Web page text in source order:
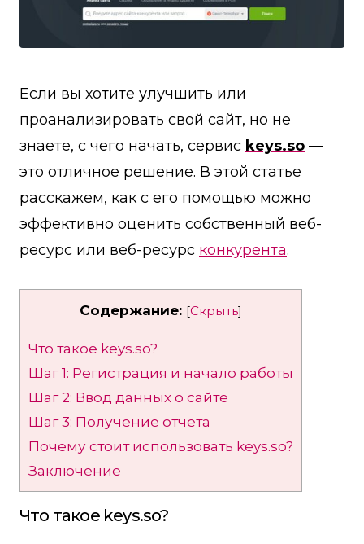
Если вы хотите улучшить или
проанализировать свой сайт, но не
знаете, с чего начать, сервис keys.so —
это отличное решение. В этой статье
расскажем, как с его помощью можно
эффективно оценить собственный веб-
ресурс или веб-ресурс конкурента.
Содержание: [Скрыть]
Что такое keys.so?
Шаг 1: Регистрация и начало работы
Шаг 2: Ввод данных о сайте
Шаг 3: Получение отчета
Почему стоит использовать keys.so?
Заключение
Что такое keys.so?